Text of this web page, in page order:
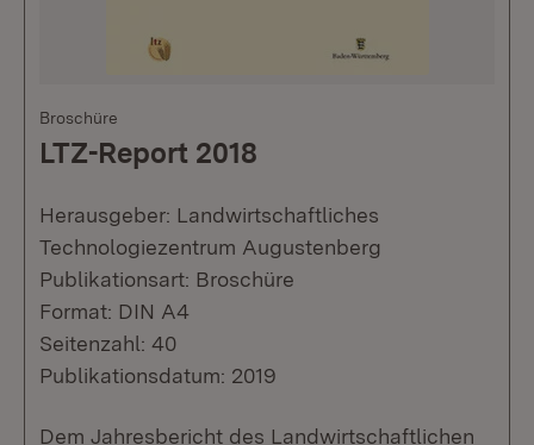
Broschüre
LTZ-Report 2018
Herausgeber: Landwirtschaftliches
Technologiezentrum Augustenberg
Publikationsart: Broschüre
Format: DIN A4
Seitenzahl: 40
Publikationsdatum: 2019
Dem Jahresbericht des Landwirtschaftlichen